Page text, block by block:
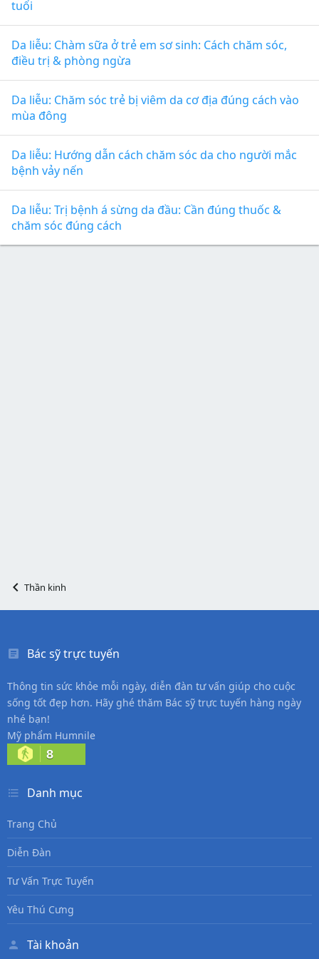
tuổi
Da liễu: Chàm sữa ở trẻ em sơ sinh: Cách chăm sóc,
điều trị & phòng ngừa
Da liễu: Chăm sóc trẻ bị viêm da cơ địa đúng cách vào
mùa đông
Da liễu: Hướng dẫn cách chăm sóc da cho người mắc
bệnh vảy nến
Da liễu: Trị bệnh á sừng da đầu: Cần đúng thuốc &
chăm sóc đúng cách
Thần kinh
Bác sỹ trực tuyến
Thông tin sức khỏe mỗi ngày, diễn đàn tư vấn giúp cho cuộc
sống tốt đẹp hơn. Hãy ghé thăm Bác sỹ trực tuyến hàng ngày
nhé bạn!
Mỹ phẩm Humnile
8
Danh mục
Trang Chủ
Diễn Đàn
Tư Vấn Trực Tuyến
Yêu Thú Cưng
Tài khoản